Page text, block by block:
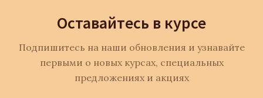
Оставайтесь в курсе
Подпишитесь на наши обновления и узнавайте
первыми о новых курсах, специальных
предложениях и акциях